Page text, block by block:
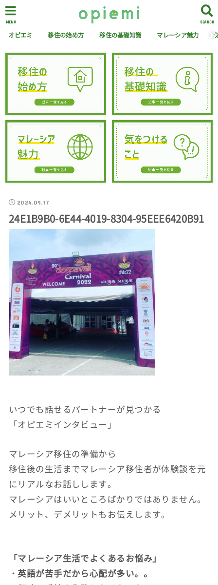
SEARCH
MENU
オピエミ 移住の始め方 移住の基礎知識 マレーシア魅力
2024.09.17
24E1B9B0-6E44-4019-8304-95EEE6420B91
いつでも話せるパートナーが見つかる
「オピエミインタビュー」
マレーシア移住の準備から
移住後の生活までマレーシア移住者が体験談を元
にリアルなお話しします。
マレーシアはいいところばかりではありません。
メリット、デメリットもお伝えします。
「マレーシア生活でよくあるお悩み」
・英語が苦手だから心配が多い。。